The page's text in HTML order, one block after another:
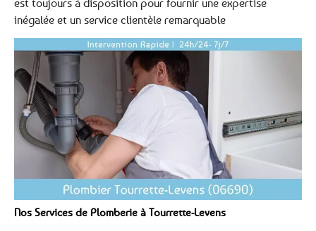
inégalée et un service clientèle remarquable
Nos Services de Plomberie à Tourrette-Levens